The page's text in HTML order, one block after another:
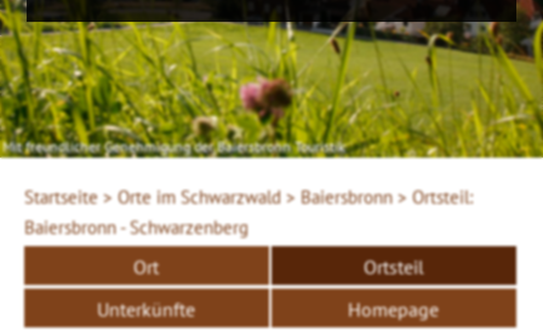
Mit freundlicher Genehmigung der Baiersbronn Touristik
Startseite > Orte im Schwarzwald > Baiersbronn >Ortsteil:
Baiersbronn - Schwarzenberg
Ort
Ortsteil
Unterkünfte
Homepage